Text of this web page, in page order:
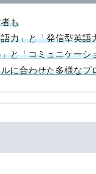
も
力」と「発信型英語
と「コミュニケーシ
に合わせた多様なプ